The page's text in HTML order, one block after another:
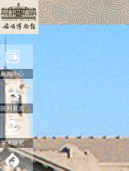
新闻中心
陈列展览
学术研究